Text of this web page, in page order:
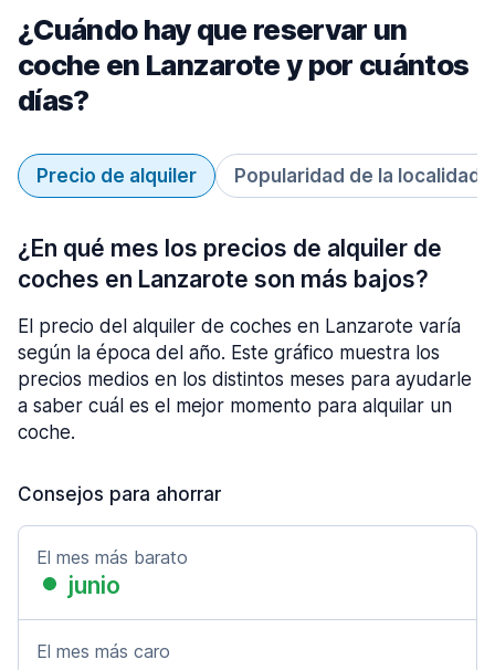
¿Cuándo hay que reservar un
coche en Lanzarote y por cuántos
días?
Precio de alquiler Popularidad de la localidad
¿En qué mes los precios de alquiler de
coches en Lanzarote son más bajos?
El precio del alquiler de coches en Lanzarote varía
según la época del año. Este gráfico muestra los
precios medios en los distintos meses para ayudarle
a saber cuál es el mejor momento para alquilar un
coche.
Consejos para ahorrar
El mes más barato
junio
El mes más caro